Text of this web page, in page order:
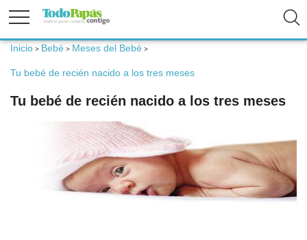
Embarazo
Inicio > Bebé > Meses del Bebé >
Tu bebé de recién nacido a los tres meses
Tu bebé de recién nacido a los tres meses